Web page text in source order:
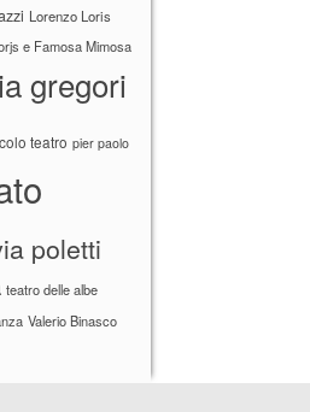
Lorenzo Loris
e Famosa Mimosa
gregori
teatro pier paolo
poletti
teatro delle albe
Valerio Binasco